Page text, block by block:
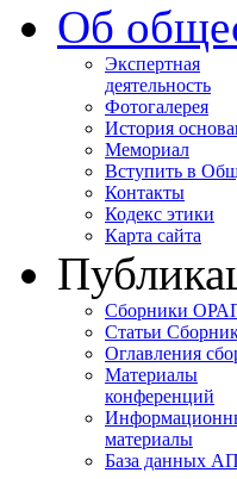
Об
Экспертная
деятельность
Фотогалерея
История
Мемориал
Вступить в
Контакты
Кодекс этики
Карта сайта
Сборники
Статьи
Оглавления
Материалы
конференций
материалы
База данных АП